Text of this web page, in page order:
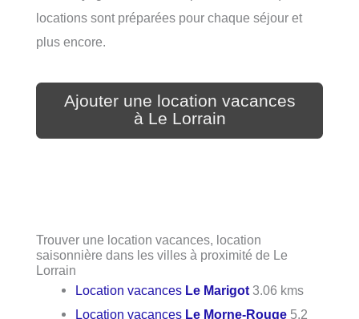
locations sont préparées pour chaque séjour et
plus encore.
Ajouter une location vacances
à Le Lorrain
Trouver une location vacances, location
saisonnière dans les villes à proximité de Le
Lorrain
Location vacances Le Marigot 3.06 kms
Location vacances Le Morne-Rouge 5.2